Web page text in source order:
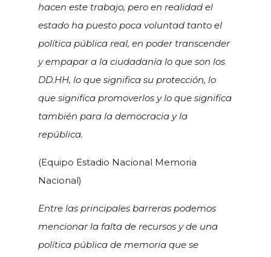
hacen este trabajo, pero en realidad el
estado ha puesto poca voluntad tanto el
política pública real, en poder transcender
y empapar a la ciudadanía lo que son los
DD.HH, lo que significa su protección, lo
que significa promoverlos y lo que significa
también para la democracia y la
república.
(Equipo Estadio Nacional Memoria
Nacional)
Entre las principales barreras podemos
mencionar la falta de recursos y de una
política pública de memoria que se